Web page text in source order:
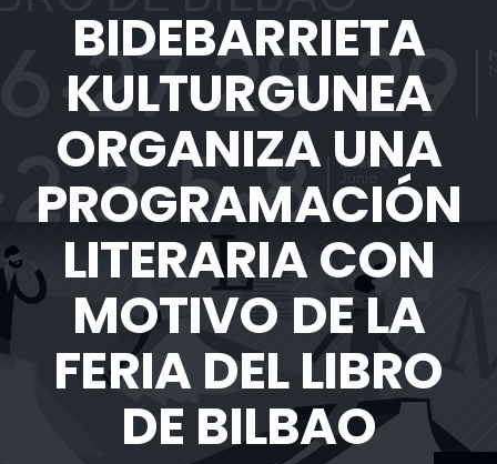
BIDEBARRIETA
KULTURGUNEA
ORGANIZA UNA
PROGRAMACIÓN
LITERARIA CON
MOTIVO DE LA
FERIA DEL LIBRO
DE BILBAO